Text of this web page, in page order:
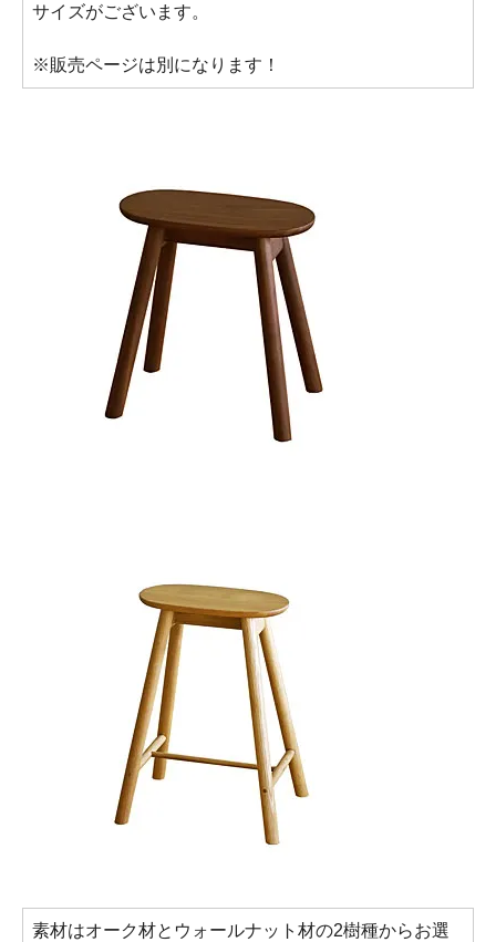
サイズがございます。
※販売ページは別になります！
素材はオーク材とウォールナット材の2樹種からお選